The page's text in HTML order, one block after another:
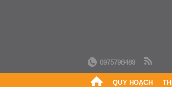
0975798489
QUY HOẠCH